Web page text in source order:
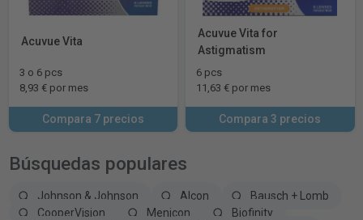
Acuvue Vita
3 o 6 pcs
8,93 € por mes
Compara 7 precios
Acuvue Vita for
Astigmatism
6 pcs
11,63 € por mes
Compara 3 precios
Búsquedas populares
Johnson & Johnson Alcon
Bausch + Lomb
CooperVision
Menicon
Biofinity